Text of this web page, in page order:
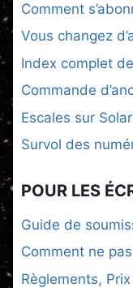
Comment
Vous changez
Index complet
Commande
Escales sur
Survol des
POUR LES
Guide de
Comment ne
Règlements,